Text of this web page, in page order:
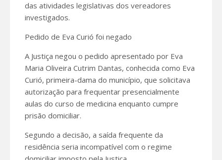
das atividades legislativas dos vereadores
investigados.
Pedido de Eva Curió foi negado
A Justiça negou o pedido apresentado por Eva
Maria Oliveira Cutrim Dantas, conhecida como Eva
Curió, primeira-dama do município, que solicitava
autorização para frequentar presencialmente
aulas do curso de medicina enquanto cumpre
prisão domiciliar.
Segundo a decisão, a saída frequente da
residência seria incompatível com o regime